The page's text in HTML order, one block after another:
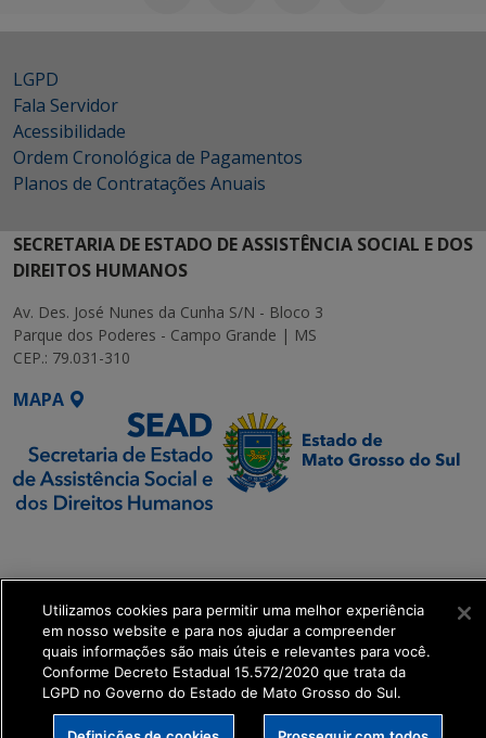
LGPD
Fala Servidor
Acessibilidade
Ordem Cronológica de Pagamentos
Planos de Contratações Anuais
SECRETARIA DE ESTADO DE ASSISTÊNCIA SOCIAL E DOS
DIREITOS HUMANOS
Av. Des. José Nunes da Cunha S/N - Bloco 3
Parque dos Poderes - Campo Grande | MS
CEP.: 79.031-310
MAPA
get_footer();
Utilizamos cookies para permitir uma melhor experiência
em nosso website e para nos ajudar a compreender
quais informações são mais úteis e relevantes para você.
Conforme Decreto Estadual 15.572/2020 que trata da
LGPD no Governo do Estado de Mato Grosso do Sul.